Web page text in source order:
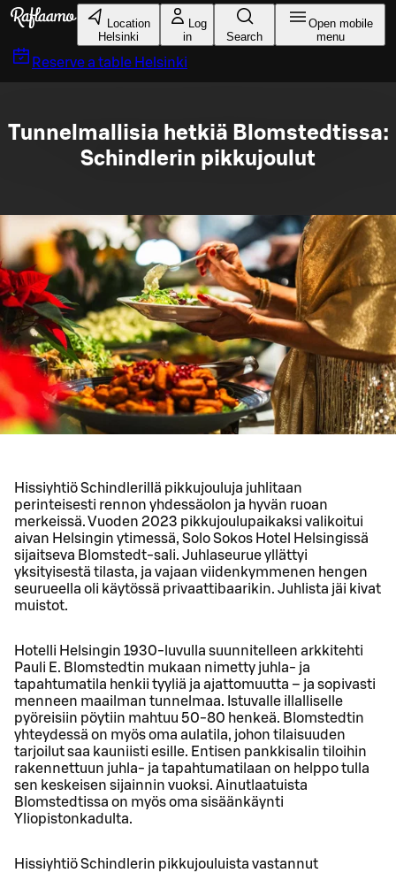
Skip to main content
Location
Helsinki
Log
in
Search
Open mobile
menu
Reserve a table Helsinki
Tunnelmallisia hetkiä Blomstedtissa:
Schindlerin pikkujoulut
Hissiyhtiö Schindlerillä pikkujouluja juhlitaan
perinteisesti rennon yhdessäolon ja hyvän ruoan
merkeissä. Vuoden 2023 pikkujoulupaikaksi valikoitui
aivan Helsingin ytimessä, Solo Sokos Hotel Helsingissä
sijaitseva Blomstedt-sali. Juhlaseurue yllättyi
yksityisestä tilasta, ja vajaan viidenkymmenen hengen
seurueella oli käytössä privaattibaarikin. Juhlista jäi kivat
muistot.
Hotelli Helsingin 1930-luvulla suunnitelleen arkkitehti
Pauli E. Blomstedtin mukaan nimetty juhla- ja
tapahtumatila henkii tyyliä ja ajattomuutta – ja sopivasti
menneen maailman tunnelmaa. Istuvalle illalliselle
pyöreisiin pöytiin mahtuu 50-80 henkeä. Blomstedtin
yhteydessä on myös oma aulatila, johon tilaisuuden
tarjoilut saa kauniisti esille. Entisen pankkisalin tiloihin
rakennettuun juhla- ja tapahtumatilaan on helppo tulla
sen keskeisen sijainnin vuoksi. Ainutlaatuista
Blomstedtissa on myös oma sisäänkäynti
Yliopistonkadulta.
Hissiyhtiö Schindlerin pikkujouluista vastannut